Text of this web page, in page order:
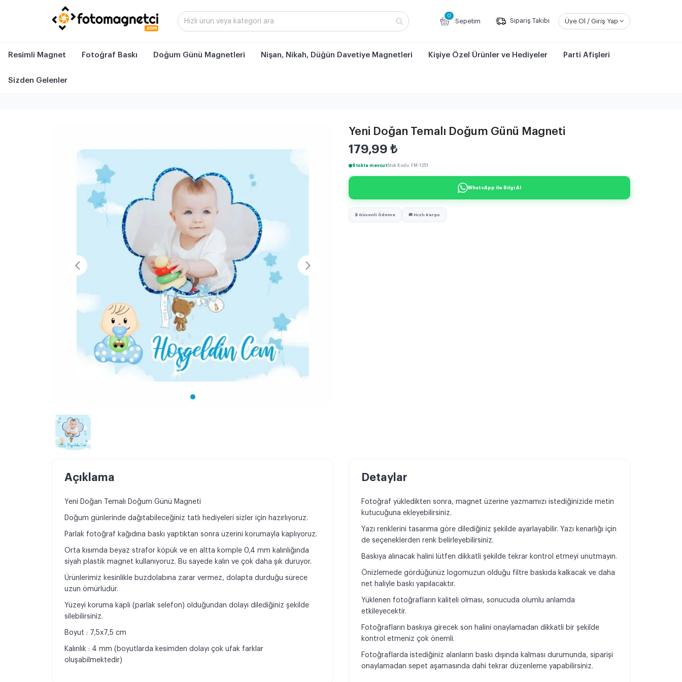
Sepetim
0
Sipariş Takibi Üye Ol / Giriş Yap
Resimli Magnet Fotoğraf Baskı Doğum Günü Magnetleri Nişan, Nikah, Düğün Davetiye Magnetleri Kişiye Özel Ürünler ve Hediyeler Parti Afişleri
Sizden Gelenler
Yeni Doğan Temalı Doğum Günü Magneti
179,99 ₺
Stokta mevcutStok Kodu: FM-1251
WhatsApp ile Bilgi Al
🔒 Güvenli Ödeme 🚚 Hızlı Kargo
Açıklama
Yeni Doğan Temalı Doğum Günü Magneti
Doğum günlerinde dağıtabileceğiniz tatlı hediyeleri sizler için hazırlıyoruz.
Parlak fotoğraf kağıdına baskı yaptıktan sonra üzerini korumayla kaplıyoruz.
Orta kısımda beyaz strafor köpük ve en altta komple 0,4 mm kalınlığında
siyah plastik magnet kullanıyoruz. Bu sayede kalın ve çok daha şık duruyor.
Ürünlerimiz kesinlikle buzdolabına zarar vermez, dolapta durduğu sürece
uzun ömürlüdür.
Yüzeyi koruma kaplı (parlak selefon) olduğundan dolayı dilediğiniz şekilde
silebilirsiniz.
Boyut : 7,5x7,5 cm
Kalınlık : 4 mm (boyutlarda kesimden dolayı çok ufak farklar
oluşabilmektedir)
Detaylar
Fotoğraf yükledikten sonra, magnet üzerine yazmamızı istediğinizide metin
kutucuğuna ekleyebilirsiniz.
Yazı renklerini tasarıma göre dilediğiniz şekilde ayarlayabilir. Yazı kenarlığı için
de seçeneklerden renk belirleyebilirsiniz.
Baskıya alınacak halini lütfen dikkatli şekilde tekrar kontrol etmeyi unutmayın.
Önizlemede gördüğünüz logomuzun olduğu filtre baskıda kalkacak ve daha
net haliyle baskı yapılacaktır.
Yüklenen fotoğrafların kaliteli olması, sonucuda olumlu anlamda
etkileyecektir.
Fotoğrafların baskıya girecek son halini onaylamadan dikkatli bir şekilde
kontrol etmeniz çok önemli.
Fotoğraflarda istediğiniz alanların baskı dışında kalması durumunda, siparişi
onaylamadan sepet aşamasında dahi tekrar düzenleme yapabilirsiniz.